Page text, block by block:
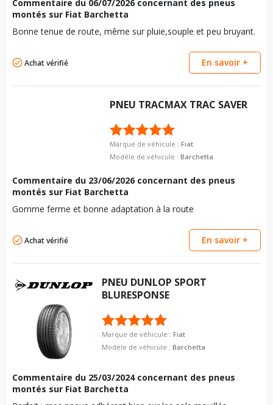
Commentaire du 06/07/2026 concernant des pneus
montés sur Fiat Barchetta
Bonne tenue de route, même sur pluie,souple et peu bruyant.
Achat vérifié En savoir +
PNEU TRACMAX TRAC SAVER
Marque de véhicule : Fiat
Modèle de véhicule : Barchetta
Commentaire du 23/06/2026 concernant des pneus
montés sur Fiat Barchetta
Gomme ferme et bonne adaptation à la route
Achat vérifié En savoir +
PNEU DUNLOP SPORT
BLURESPONSE
Marque de véhicule : Fiat
Modèle de véhicule : Barchetta
Commentaire du 25/03/2024concernant des pneus
montés sur Fiat Barchetta